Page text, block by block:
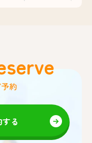
約
る